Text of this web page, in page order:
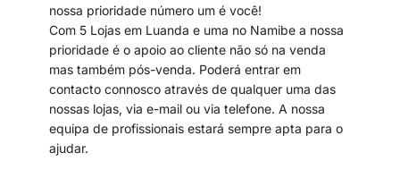
nossa prioridade número um é você!
Com 5 Lojas em Luanda e uma no Namibe a nossa
prioridade é o apoio ao cliente não só na venda
mas também pós-venda. Poderá entrar em
contacto connosco através de qualquer uma das
nossas lojas, via e-mail ou via telefone. A nossa
equipa de profissionais estará sempre apta para o
ajudar.